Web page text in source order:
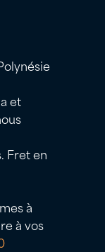
et
Fret en
à
à vos